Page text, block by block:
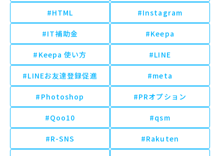
#HTML #Instagram
#IT補助金 #Keepa
#Keepa 使い方 #LINE
#LINEお友達登録促進 #meta
#Photoshop #PRオプション
#Qoo10 #qsm
#R-SNS #Rakuten